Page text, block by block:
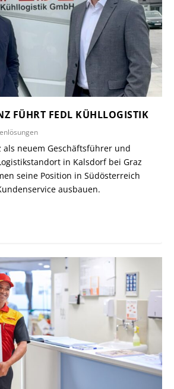
FÜHRT FEDL KÜHLLOGISTIK
als neuem Geschäftsführer und
in Kalsdorf bei Graz
seine Position in Südösterreich
ausbauen.